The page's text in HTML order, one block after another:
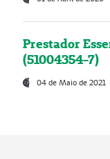
Prestador
(51004354-7)
04 de Maio de 2021